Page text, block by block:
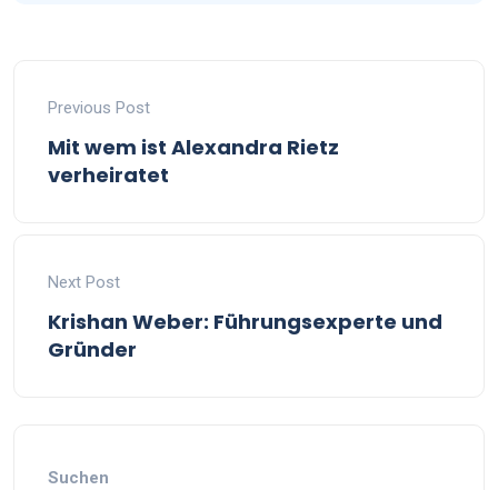
Previous Post
Mit wem ist Alexandra Rietz
verheiratet
Next Post
Krishan Weber: Führungsexperte und
Gründer
Suchen